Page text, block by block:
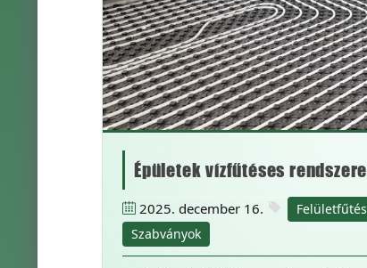
Épületek vízfűtéses
2025. december 16. Felületfűtés
Szabványok